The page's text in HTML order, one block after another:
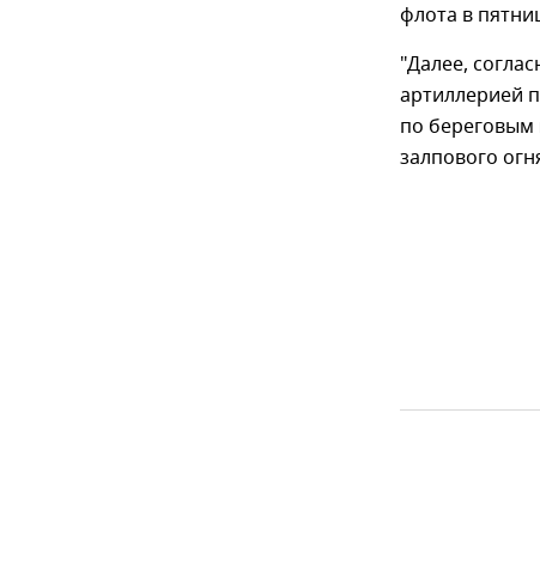
флота в
"Далее,
артиллерией
по
залпового